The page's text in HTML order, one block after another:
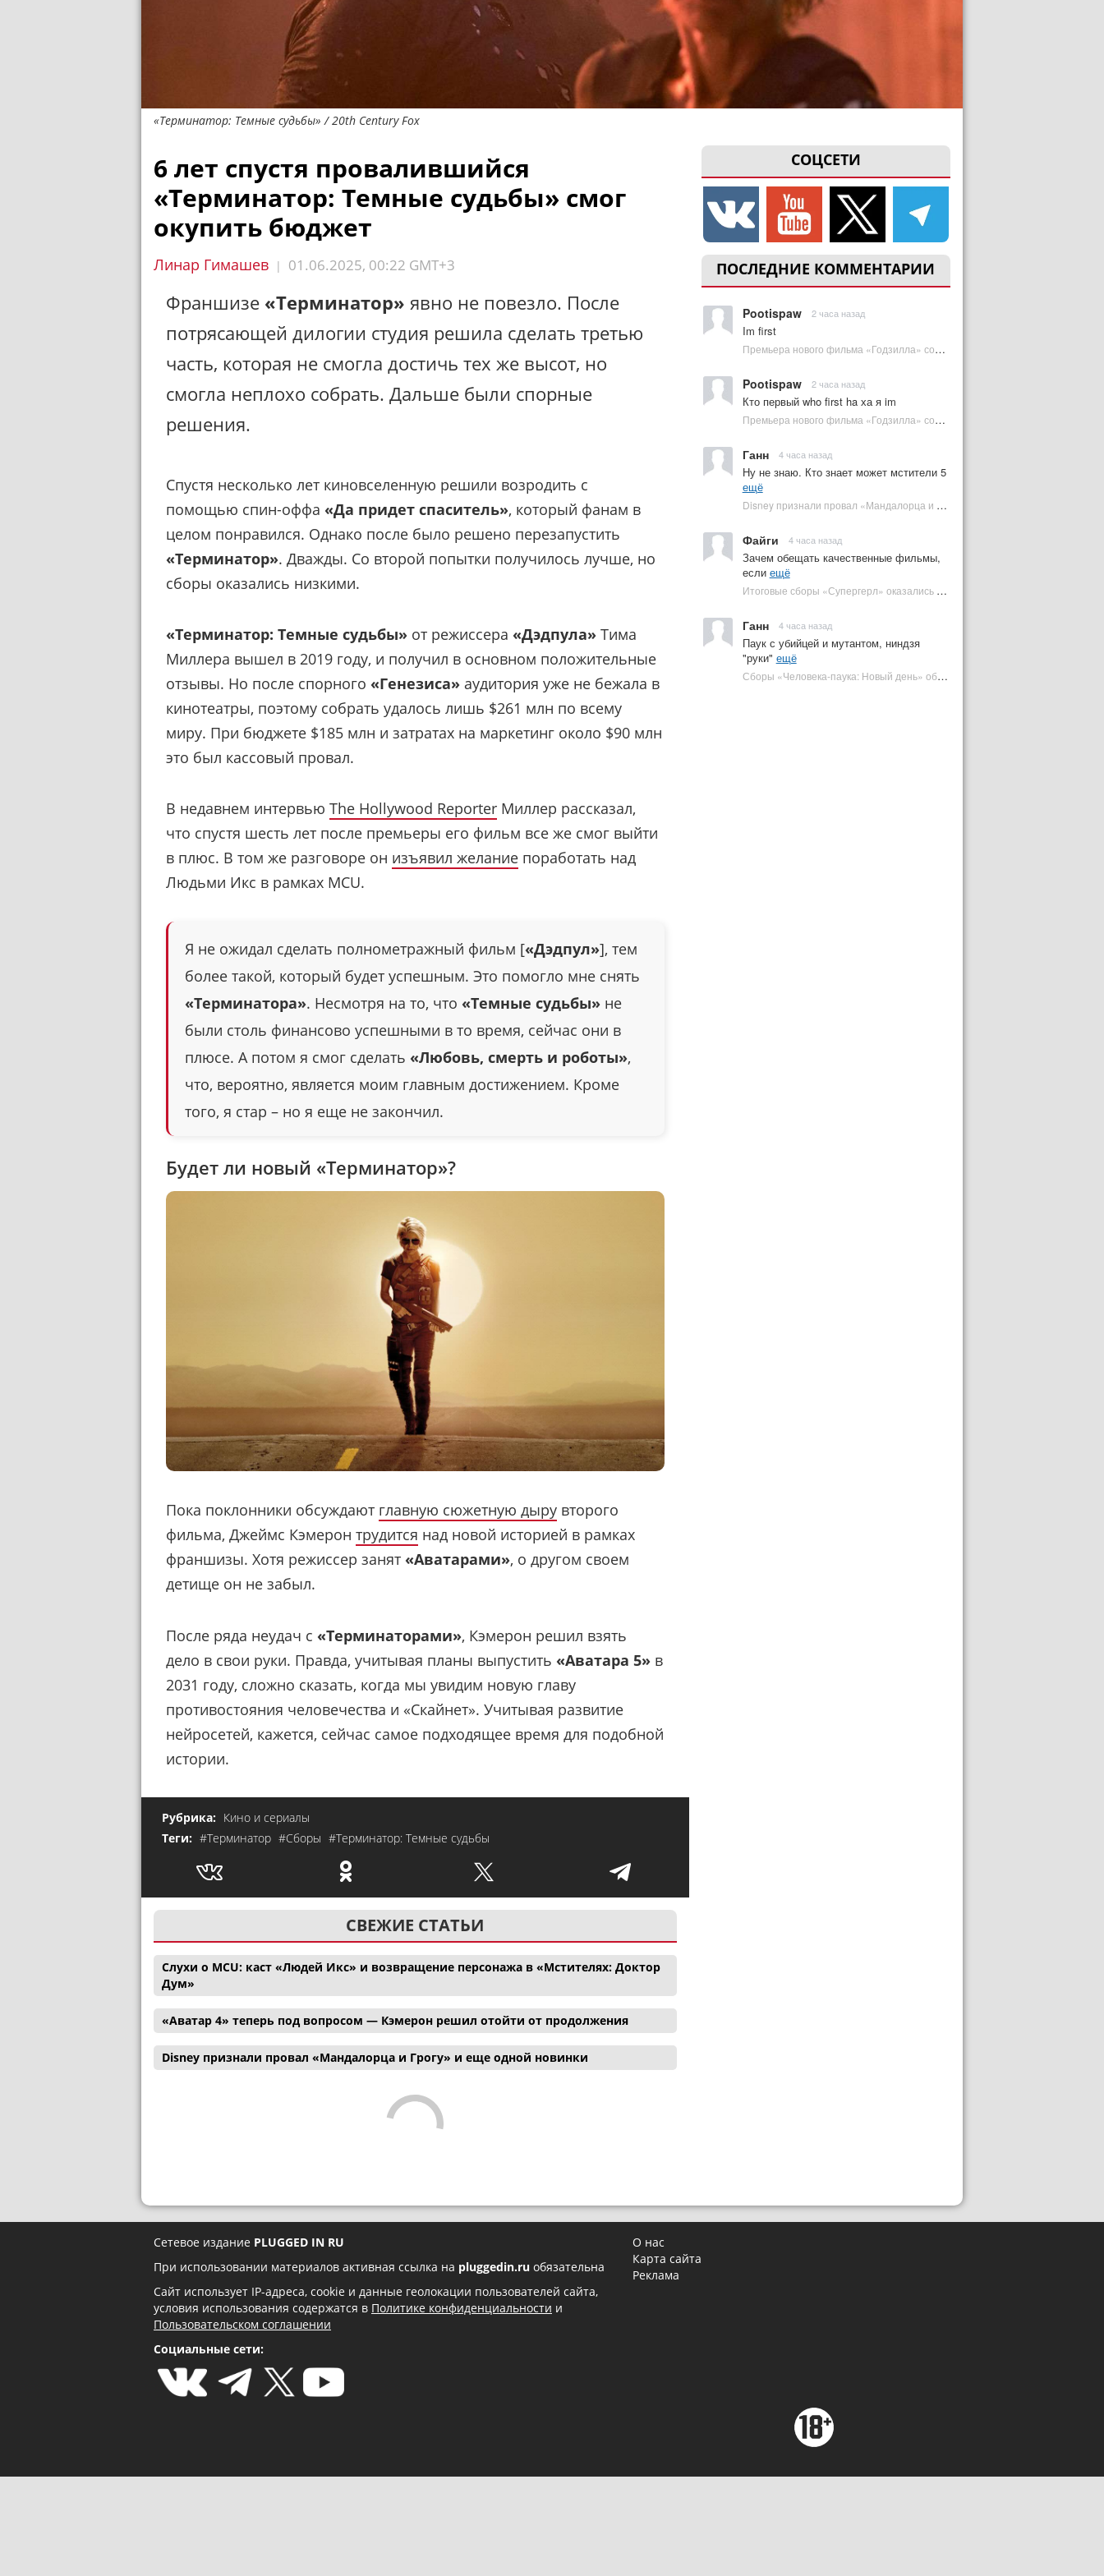
«Терминатор: Темные судьбы» / 20th Century Fox
СОЦСЕТИ
ПОСЛЕДНИЕ КОММЕНТАРИИ
Pootispaw 2 часа назад
Im first
Премьера нового фильма «Годзилла» состоится за месяц до выхода — студия уверена в качестве | Plugged In Ru
Pootispaw 2 часа назад
Кто первый who first ha ха я im
Премьера нового фильма «Годзилла» состоится за месяц до выхода — студия уверена в качестве | Plugged In Ru
Ганн 4 часа назад
Ну не знаю. Кто знает может мстители 5
ещё
Disney признали провал «Мандалорца и Грогу» и еще одной новинки | Plugged In Ru
Файги 4 часа назад
Зачем обещать качественные фильмы,
если ещё
Итоговые сборы «Супергерл» оказались худшими для DC за два десятилетия | Plugged In Ru
Ганн 4 часа назад
Паук с убийцей и мутантом, ниндзя
"руки" ещё
Сборы «Человека-паука: Новый день» обошли самый кассовый фильм DC | Plugged In Ru
6 лет спустя провалившийся
«Терминатор: Темные судьбы» смог
окупить бюджет
Линар Гимашев | 01.06.2025, 00:22 GMT+3
Франшизе «Терминатор» явно не повезло. После
потрясающей дилогии студия решила сделать третью
часть, которая не смогла достичь тех же высот, но
смогла неплохо собрать. Дальше были спорные
решения.
Спустя несколько лет киновселенную решили возродить с
помощью спин-оффа «Да придет спаситель», который фанам в
целом понравился. Однако после было решено перезапустить
«Терминатор». Дважды. Со второй попытки получилось лучше, но
сборы оказались низкими.
«Терминатор: Темные судьбы» от режиссера «Дэдпула» Тима
Миллера вышел в 2019 году, и получил в основном положительные
отзывы. Но после спорного «Генезиса» аудитория уже не бежала в
кинотеатры, поэтому собрать удалось лишь $261 млн по всему
миру. При бюджете $185 млн и затратах на маркетинг около $90 млн
это был кассовый провал.
В недавнем интервью The Hollywood Reporter Миллер рассказал,
что спустя шесть лет после премьеры его фильм все же смог выйти
в плюс. В том же разговоре он изъявил желание поработать над
Людьми Икс в рамках MCU.
Я не ожидал сделать полнометражный фильм [«Дэдпул»], тем
более такой, который будет успешным. Это помогло мне снять
«Терминатора». Несмотря на то, что «Темные судьбы» не
были столь финансово успешными в то время, сейчас они в
плюсе. А потом я смог сделать «Любовь, смерть и роботы»,
что, вероятно, является моим главным достижением. Кроме
того, я стар – но я еще не закончил.
Будет ли новый «Терминатор»?
Пока поклонники обсуждают главную сюжетную дыру второго
фильма, Джеймс Кэмерон трудится над новой историей в рамках
франшизы. Хотя режиссер занят «Аватарами», о другом своем
детище он не забыл.
После ряда неудач с «Терминаторами», Кэмерон решил взять
дело в свои руки. Правда, учитывая планы выпустить «Аватара 5» в
2031 году, сложно сказать, когда мы увидим новую главу
противостояния человечества и «Скайнет». Учитывая развитие
нейросетей, кажется, сейчас самое подходящее время для подобной
истории.
Рубрика: Кино и сериалы
Теги: #Терминатор #Сборы #Терминатор: Темные судьбы
СВЕЖИЕ СТАТЬИ
Слухи о MCU: каст «Людей Икс» и возвращение персонажа в «Мстителях: Доктор
Дум»
«Аватар 4» теперь под вопросом — Кэмерон решил отойти от продолжения
Disney признали провал «Мандалорца и Грогу» и еще одной новинки
Сетевое издание PLUGGED IN RU
При использовании материалов активная ссылка на pluggedin.ru обязательна
Сайт использует IP-адреса, cookie и данные геолокации пользователей сайта,
условия использования содержатся в Политике конфиденциальности и
Пользовательском соглашении
Социальные сети:
О нас
Карта сайта
Реклама